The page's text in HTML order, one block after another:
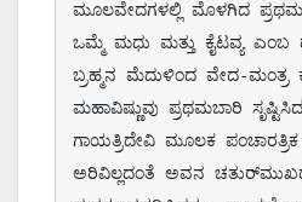
ಮೂಲವೇದಗಳಲ್ಲಿ ಮೊಳಗಿದ
ಒಮ್ಮೆ ಮಧು ಮತ್ತು ಕೈಟವ್ಯ ಎಂಬ
ಬ್ರಹ್ಮನ ಮೆದುಳಿಂದ ವೇದ-ಮಂತ್ರ
ಮಹಾವಿಷ್ಣುವು ಪ್ರಥಮಬಾರಿ
ಗಾಯತ್ರಿದೇವಿ ಮೂಲಕ ಪಂಚಾರತ್ರಿಕ
ಅರಿವಿಲ್ಲದಂತೆ ಅವನ ಚತುರ್‌ಮುಖದಪ್ರಮುಖಕ್ಕೆ